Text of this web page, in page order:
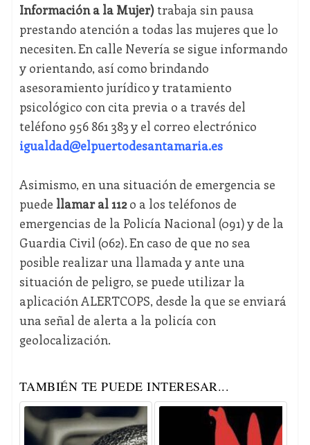
Información a la Mujer)trabaja sin pausa
prestando atención a todas las mujeres que lo
necesiten. En calle Nevería se sigue informando
y orientando, así como brindando
asesoramiento jurídico y tratamiento
psicológico con cita previa o a través del
teléfono 956 861 383 y el correo electrónico
igualdad@elpuertodesantamaria.es
Asimismo, en una situación de emergencia se
puede llamar al 112o a los teléfonos de
emergencias de la Policía Nacional (091) y de la
Guardia Civil (062). En caso de que no sea
posible realizar una llamada y ante una
situación de peligro, se puede utilizar la
aplicación ALERTCOPS, desde la que se enviará
una señal de alerta a la policía con
geolocalización.
TAMBIÉN TE PUEDE INTERESAR...